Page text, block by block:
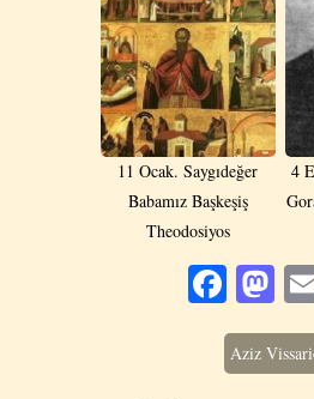
11 Ocak. Saygıdeğer
Babamız Başkeşiş
Theodosiyos
4
Aziz